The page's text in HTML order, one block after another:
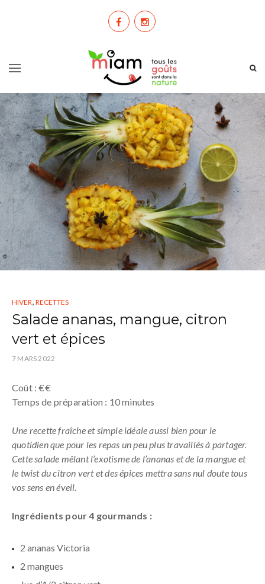
HIVER RECETTES
Salade ananas, mangue, citron
vert et épices
7 MARS 2022
Coût : €€
Temps de préparation : 10 minutes
Une recette fraîche et simple idéale aussi bien pour le
quotidien que pour les repas un peu plus travaillés à partager.
Cette salade mêlant l’exotisme de l’ananas et de la mangue et
le twist du citron vert et des épices mettra sans nul doute tous
vos sens en éveil.
Ingrédients pour 4 gourmands :
2 ananas Victoria
2 mangues